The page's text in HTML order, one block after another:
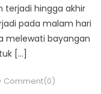
terjadi hingga akhir
pada malam hari
melewati bayangan
[…]
Comment(0)